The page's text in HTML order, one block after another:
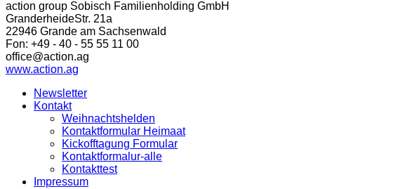
action group Sobisch Familienholding GmbH
GranderheideStr. 21a
22946 Grande am Sachsenwald
Fon: +49 - 40 - 55 55 11 00
office@action.ag
www.action.ag
Newsletter
Kontakt
Weihnachtshelden
Kontaktformular Heimaat
Kickofftagung Formular
Kontaktformalur-alle
Kontakttest
Impressum